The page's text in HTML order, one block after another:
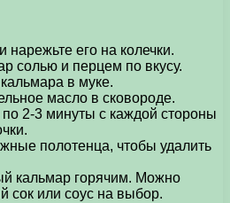
нарежьте его на колечки.
солью и перцем по вкусу.
в муке.
масло в сковороде.
2-3 минуты с каждой стороны
полотенца, чтобы удалить
кальмар горячим. Можно
сок или соус на выбор.